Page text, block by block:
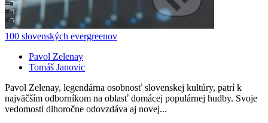
100 slovenských evergreenov
Pavol Zelenay
Tomáš Janovic
Pavol Zelenay, legendárna osobnosť slovenskej kultúry, patrí k
najväčším odborníkom na oblasť domácej populárnej hudby. Svoje
vedomosti dlhoročne odovzdáva aj novej...